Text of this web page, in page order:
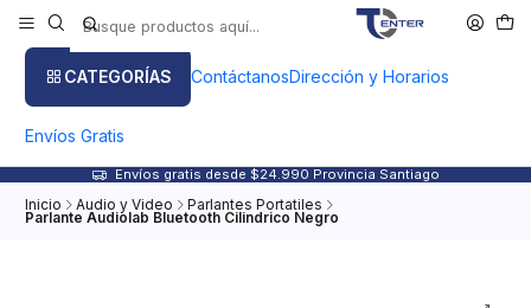
CATEGORÍAS ContáctanosDirección y Horarios
Envíos Gratis
Envíos gratis desde $24.990 Provincia Santiago
Inicio Audio y Video Parlantes Portatiles
Parlante Audiolab Bluetooth Cilindrico Negro